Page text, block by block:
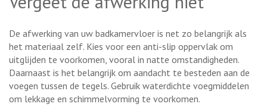
De afwerking van uw badkamervloer is net zo belangrijk als
het materiaal zelf. Kies voor een anti-slip oppervlak om
uitglijden te voorkomen, vooral in natte omstandigheden.
Daarnaast is het belangrijk om aandacht te besteden aan de
voegen tussen de tegels. Gebruik waterdichte voegmiddelen
om lekkage en schimmelvorming te voorkomen.